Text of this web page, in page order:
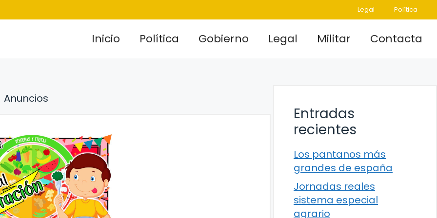
Legal Política
Inicio Política Gobierno Legal Militar Contacta
Anuncios
Entradas
recientes
Los pantanos más
grandes de españa
Jornadas reales
sistema especial
agrario